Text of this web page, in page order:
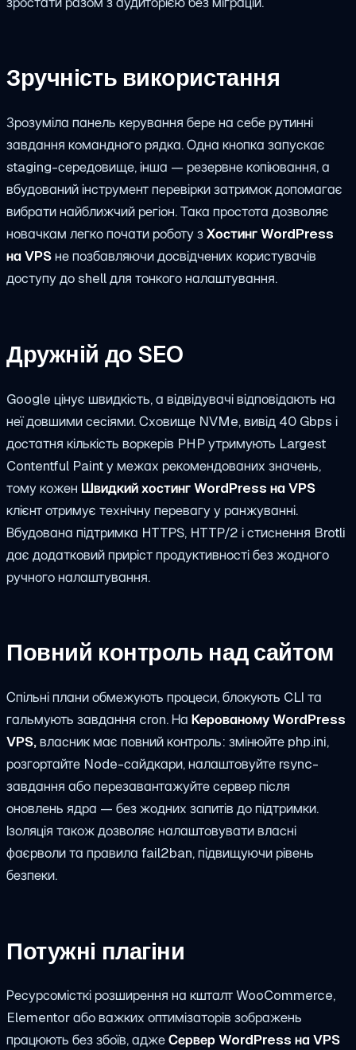
Зручність використання
Зрозуміла панель керування бере на себе рутинні
завдання командного рядка. Одна кнопка запускає
staging-середовище, інша — резервне копіювання, а
вбудований інструмент перевірки затримок допомагає
вибрати найближчий регіон. Така простота дозволяє
новачкам легко почати роботу зХостинг WordPress
на VPSне позбавляючи досвідчених користувачів
доступу до shell для тонкого налаштування.
Дружній до SEO
Google цінує швидкість, а відвідувачі відповідають на
неї довшими сесіями. Сховище NVMe, вивід 40 Gbps і
достатня кількість воркерів PHP утримують Largest
Contentful Paint у межах рекомендованих значень,
тому кожен Швидкий хостинг WordPress на VPS
клієнт отримує технічну перевагу у ранжуванні.
Вбудована підтримка HTTPS, HTTP/2 і стиснення Brotli
дає додатковий приріст продуктивності без жодного
ручного налаштування.
Повний контроль над сайтом
Спільні плани обмежують процеси, блокують CLI та
гальмують завдання cron. На Керованому WordPress
VPS,власник має повний контроль: змінюйте php.ini,
розгортайте Node-сайдкари, налаштовуйте rsync-
завдання або перезавантажуйте сервер після
оновлень ядра — без жодних запитів до підтримки.
Ізоляція також дозволяє налаштовувати власні
фаєрволи та правила fail2ban, підвищуючи рівень
безпеки.
Потужні плагіни
Ресурсомісткі розширення на кшталт WooCommerce,
Elementor або важких оптимізаторів зображень
працюють без збоїв, аджеСервер WordPress на VPS